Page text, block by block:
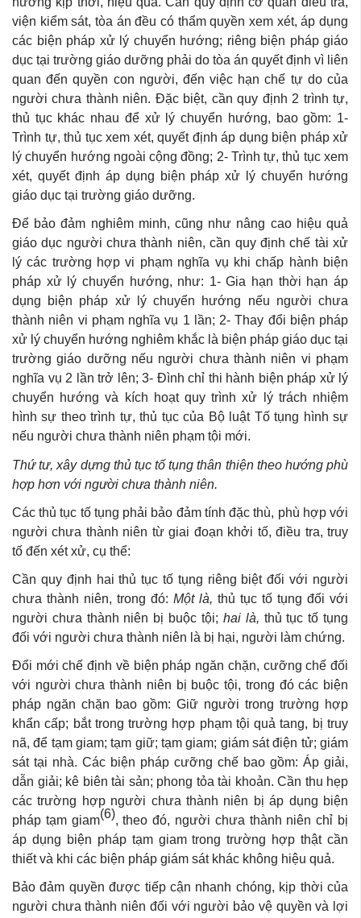
viện kiểm sát, tòa án đều có thẩm quyền xem xét, áp dụng
các biện pháp xử lý chuyển hướng; riêng biện pháp giáo
dục tại trường giáo dưỡng phải do tòa án quyết định vì liên
quan đến quyền con người, đến việc hạn chế tự do của
người chưa thành niên. Đặc biệt, cần quy định 2 trình tự,
thủ tục khác nhau để xử lý chuyển hướng, bao gồm: 1-
Trình tự, thủ tục xem xét, quyết định áp dụng biện pháp xử
lý chuyển hướng ngoài cộng đồng; 2- Trình tự, thủ tục xem
xét, quyết định áp dụng biện pháp xử lý chuyển hướng
giáo dục tại trường giáo dưỡng.
Để bảo đảm nghiêm minh, cũng như nâng cao hiệu quả
giáo dục người chưa thành niên, cần quy định chế tài xử
lý các trường hợp vi phạm nghĩa vụ khi chấp hành biện
pháp xử lý chuyển hướng, như: 1- Gia hạn thời hạn áp
dụng biện pháp xử lý chuyển hướng nếu người chưa
thành niên vi phạm nghĩa vụ 1 lần; 2- Thay đổi biện pháp
xử lý chuyển hướng nghiêm khắc là biện pháp giáo dục tại
trường giáo dưỡng nếu người chưa thành niên vi phạm
nghĩa vụ 2 lần trở lên; 3- Đình chỉ thi hành biện pháp xử lý
chuyển hướng và kích hoạt quy trình xử lý trách nhiệm
hình sự theo trình tự, thủ tục của Bộ luật Tố tụng hình sự
nếu người chưa thành niên phạm tội mới.
Thứ tư, xây dựng thủ tục tố tụng thân thiện theo hướng phù
hợp hơn với người chưa thành niên.
Các thủ tục tố tụng phải bảo đảm tính đặc thù, phù hợp với
người chưa thành niên từ giai đoạn khởi tố, điều tra, truy
tố đến xét xử, cụ thể:
Cần quy định hai thủ tục tố tụng riêng biệt đối với người
chưa thành niên, trong đó: Một là, thủ tục tố tụng đối với
người chưa thành niên bị buộc tội; hai là, thủ tục tố tụng
đối với người chưa thành niên là bị hại, người làm chứng.
Đổi mới chế định về biện pháp ngăn chặn, cưỡng chế đối
với người chưa thành niên bị buộc tội, trong đó các biện
pháp ngăn chặn bao gồm: Giữ người trong trường hợp
khẩn cấp; bắt trong trường hợp phạm tội quả tang, bị truy
nã, để tạm giam; tạm giữ; tạm giam; giám sát điện tử; giám
sát tại nhà. Các biện pháp cưỡng chế bao gồm: Áp giải,
dẫn giải; kê biên tài sản; phong tỏa tài khoản. Cần thu hẹp
các trường hợp người chưa thành niên bị áp dụng biện
pháp tạm giam(6), theo đó, người chưa thành niên chỉ bị
áp dụng biện pháp tạm giam trong trường hợp thật cần
thiết và khi các biện pháp giám sát khác không hiệu quả.
Bảo đảm quyền được tiếp cận nhanh chóng, kịp thời của
người chưa thành niên đối với người bảo vệ quyền và lợi